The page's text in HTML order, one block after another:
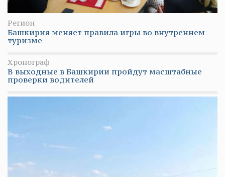
Регион
Башкирия меняет правила игры во внутреннем
туризме
Хронограф
В выходные в Башкирии пройдут масштабные
проверки водителей